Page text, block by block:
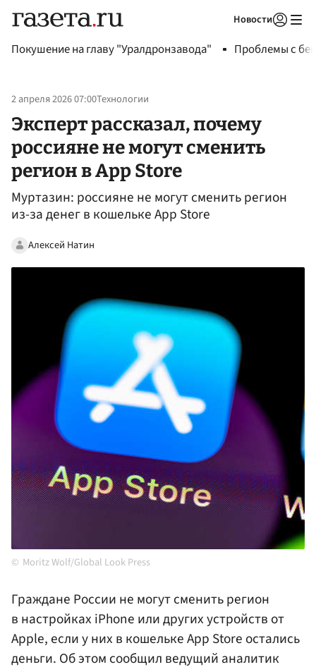
Новости
Покушение на главу "Уралдронзавода" Проблемы с
2 апреля 2026 07:00Технологии
Эксперт рассказал, почему
россияне не могут сменить
регион в App Store
Муртазин: россияне не могут сменить регион
из-за денег в кошельке App Store
Алексей Натин
Moritz Wolf/Global Look Press
Граждане России не могут сменить регион
в настройках iPhone или других устройств от
Apple, если у них в кошельке App Store остались
деньги. Об этом сообщил ведущий аналитик